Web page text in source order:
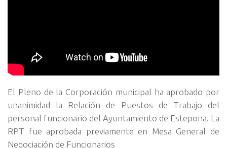
El Pleno de la Corporación municipal ha aprobado por
unanimidad la Relación de Puestos de Trabajo del
personal funcionario del Ayuntamiento de Estepona. La
RPT fue aprobada previamente en Mesa General de
Negociación de Funcionarios